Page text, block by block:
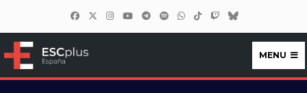
ESCplus España
MENU